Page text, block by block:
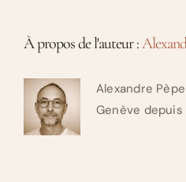
À propos de l'auteur :
Alexandre
Genève